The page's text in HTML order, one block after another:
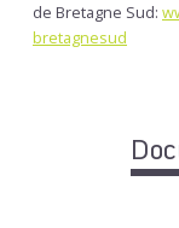
de Bretagne Sud:
bretagnesud